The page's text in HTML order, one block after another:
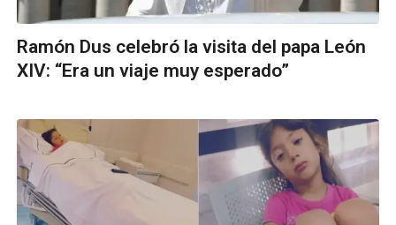
Ramón Dus celebró la visita del papa León
XIV: “Era un viaje muy esperado”